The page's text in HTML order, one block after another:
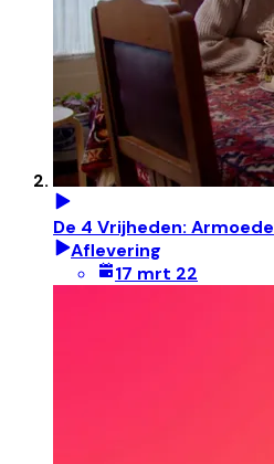
De 4 Vrijheden: Armoede
Aflevering
17 mrt 22